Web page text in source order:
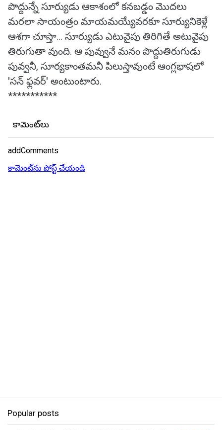
పొద్దున్నే సూర్యుడు ఆకాశంలో కనబడ్డం మొదలు
మరలా సాయంత్రం మాయమయ్యేవరకూ సూర్యునికెళ్లే
ఆశగా చూస్తా... సూర్యుడు ఎటువైపు తిరిగితే అటువైపు
తిరుగుతా వుంది. ఆ పువ్వునే మనం పొద్దుతిరుగుడు
పువ్వనీ, సూర్యకాంతమనీ పిలుస్తావుంటే ఆంగ్లభాషలో
'సన్ ఫ్లవర్' అంటుంటారు.
***********
కామెంట్‌లు
addComments
కామెంట్‌ను పోస్ట్ చేయండి
Popular posts